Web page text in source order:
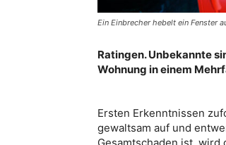
Ein Einbrecher hebelt ein Fenster
Ratingen. Unbekannte
Wohnung in einem
Ersten Erkenntnissen
gewaltsam auf und